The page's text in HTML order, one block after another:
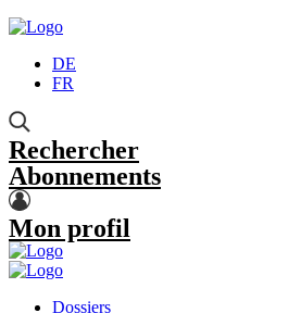
DE
FR
Rechercher
Abonnements
Mon profil
Dossiers